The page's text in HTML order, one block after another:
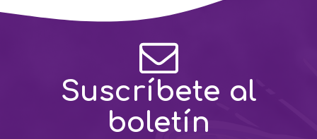
Suscríbete al
boletín